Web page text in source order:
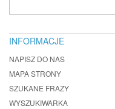
INFORMACJE
NAPISZ DO NAS
MAPA STRONY
SZUKANE FRAZY
WYSZUKIWARKA